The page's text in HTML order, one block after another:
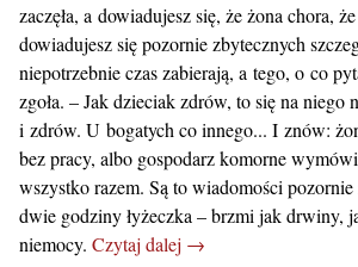
zaczęła, a dowiadujesz się, że żona chora,
dowiadujesz się pozornie zbytecznych
niepotrzebnie czas zabierają, a tego, o co
zgoła. – Jak dzieciak zdrów, to się na niego
i zdrów. U bogatych co innego... I znów:
bez pracy, albo gospodarz komorne
wszystko razem. Są to wiadomości
dwie godziny łyżeczka – brzmi jak drwiny,
niemocy. Czytaj dalej →